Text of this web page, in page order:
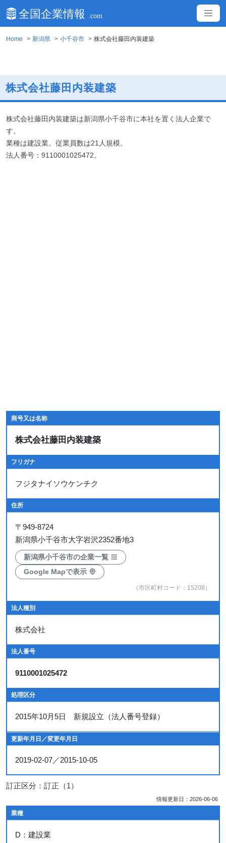
Home 新潟県 小千谷市 株式会社藤田内装建築
株式会社藤田内装建築
株式会社藤田内装建築は新潟県小千谷市に本社を置く法人企業で
す。
業種は建設業。従業員数は21人規模。
法人番号：9110001025472。
商号又は名称
株式会社藤田内装建築
フリガナ
フジタナイソウケンチク
住所
〒 949-8724
新潟県小千谷市大字岩沢2352番地3
新潟県小千谷市の企業一覧
Google Mapで表示
（市区町村コード：15208）
法人種別
株式会社
法人番号
9110001025472
処理区分
2015年10月5日 新規設立（法人番号登録）
更新年月日／変更年月日
2019-02-07／2015-10-05
訂正区分：訂正（1）
情報更新日：2026-06-06
業種
D：建設業